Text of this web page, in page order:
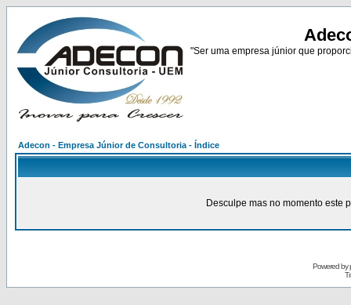
"Ser uma empresa júnior que
Adecon - Empresa Júnior de Consultoria - Índice
Desculpe mas no momento este
Powered by